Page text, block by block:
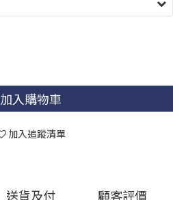
加入購物車
加入追蹤清單
送貨及付
顧客評價